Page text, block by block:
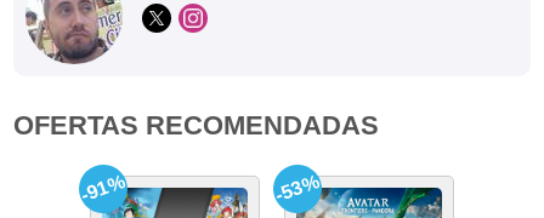
OFERTAS RECOMENDADAS
-91% -53%